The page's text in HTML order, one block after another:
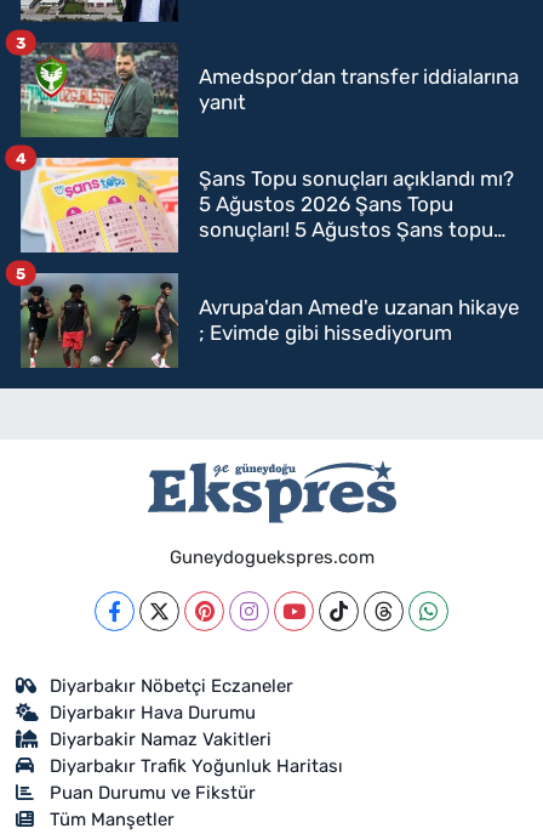
Amedspor’dan transfer iddialarına
yanıt
3
Şans Topu sonuçları açıklandı mı?
5 Ağustos 2026 Şans Topu
sonuçları! 5 Ağustos Şans topu
4
Avrupa'dan Amed'e uzanan hikaye
; Evimde gibi hissediyorum
5
Guneydoguekspres.com
Diyarbakır Nöbetçi Eczaneler
Diyarbakır Hava Durumu
Diyarbakir Namaz Vakitleri
Diyarbakır Trafik Yoğunluk Haritası
Puan Durumu ve Fikstür
Tüm Manşetler